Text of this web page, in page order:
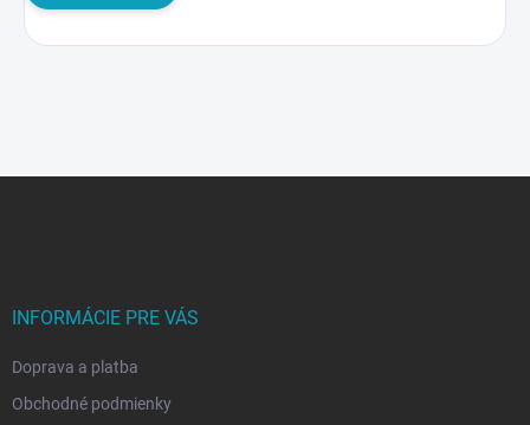
INFORMÁCIE PRE VÁS
Doprava a platba
Obchodné podmienky